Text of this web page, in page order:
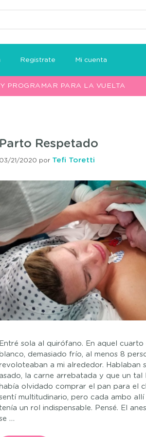
Registrate Mi cuenta
PROGRAMAR PARA LA VUELTA
Parto Respetado
03/21/2020 por Tefi Toretti
Entré sola al quirófano. En aquel cuarto
blanco, demasiado frío, al menos 8
a mi alrededor. Hablaban
la carne arrebatada y que un tal
había olvidado comprar el pan para el
multitudinario, pero cada ambo allí
un rol indispensable. Pensé. El
…